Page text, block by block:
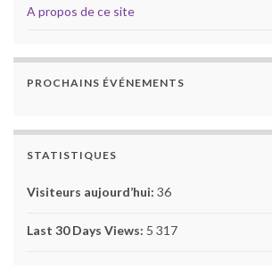
A propos de ce site
PROCHAINS ÉVÉNEMENTS
STATISTIQUES
Visiteurs aujourd’hui: 36
Last 30 Days Views: 5 317